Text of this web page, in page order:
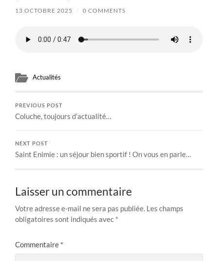
13 OCTOBRE 2025 / 0 COMMENTS
Actualités
PREVIOUS POST
Coluche, toujours d’actualité…
NEXT POST
Saint Enimie : un séjour bien sportif ! On vous en parle…
Laisser un commentaire
Votre adresse e-mail ne sera pas publiée. Les champs
obligatoires sont indiqués avec *
Commentaire *